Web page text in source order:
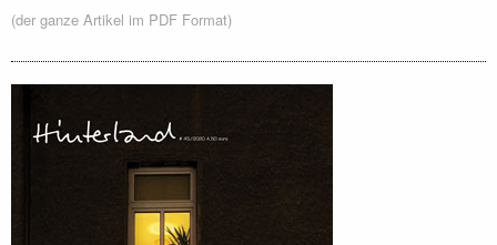
(der ganze Artikel im PDF Format)